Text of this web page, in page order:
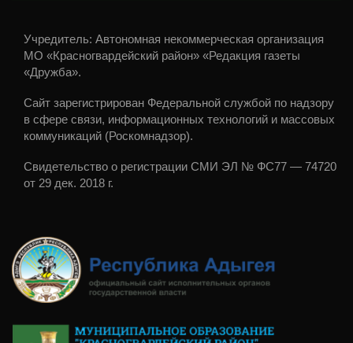
Учредитель: Автономная некоммерческая организация
МО «Красногвардейский район» «Редакция газеты
«Дружба».
Сайт зарегистрирован Федеральной службой по надзору
в сфере связи, информационных технологий и массовых
коммуникаций (Роскомнадзор).
Свидетельство о регистрации СМИ ЭЛ № ФС77 — 74720
от 29 дек. 2018 г.